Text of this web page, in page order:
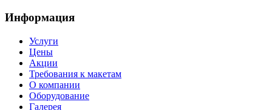
Информация
Услуги
Цены
Акции
Требования к макетам
О компании
Оборудование
Галерея